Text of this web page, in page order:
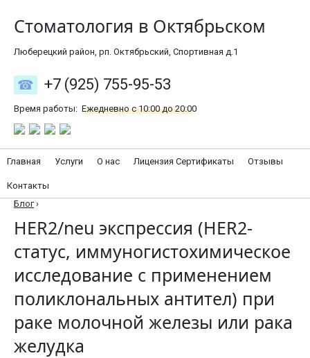
Стоматология в Октябрьском
Люберецкий район, рп. Октябрьский, Спортивная д.1
+7 (925) 755-95-53
Время работы: Ежедневно с 10:00 до 20:00
Главная Услуги О нас Лицензия Сертификаты Отзывы
Контакты
Блог ›
HER2/neu экспрессия (HER2-
статус, иммуногистохимическое
исследование с применением
поликлональных антител) при
раке молочной железы или рака
желудка